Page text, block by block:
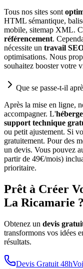
Tous nos sites sont
HTML sémantique,
mobile, sitemap XML.
référencement.
nécessite un travail
optimisations. Nous
souhaitez booster votre
Que se passe-t-il
Après la mise en ligne,
accompagner. L'
support technique
ou petit ajustement. Si
gratuitement. Pour des
un devis. Vous pouvez
partir de 49€/mois)
prioritaire.
Prêt à Créer
La Ricamarie ?
Obtenez un devis
transformons vos idées
résultats.
Devis Gratuit 48h